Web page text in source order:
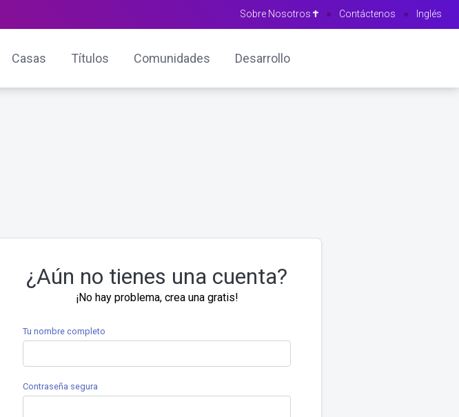
Sobre Nosotros ● Contáctenos ● Inglés
Casas Títulos Comunidades Desarrollo
¿Aún no tienes una cuenta?
¡No hay problema, crea una gratis!
Tu nombre completo
Contraseña segura